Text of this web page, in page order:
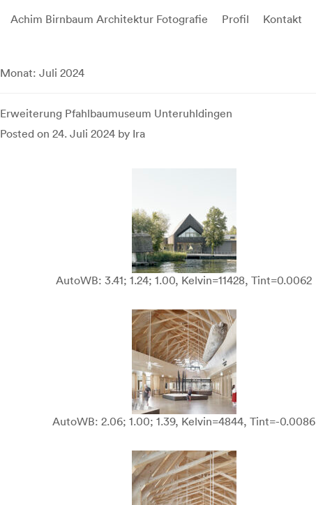
Achim Birnbaum Architektur Fotografie Profil Kontakt
content
Monat: Juli 2024
Erweiterung Pfahlbaumuseum Unteruhldingen
Posted on 24. Juli 2024 by Ira
AutoWB: 3.41; 1.24; 1.00, Kelvin=11428, Tint=0.0062
AutoWB: 2.06; 1.00; 1.39, Kelvin=4844, Tint=-0.0086